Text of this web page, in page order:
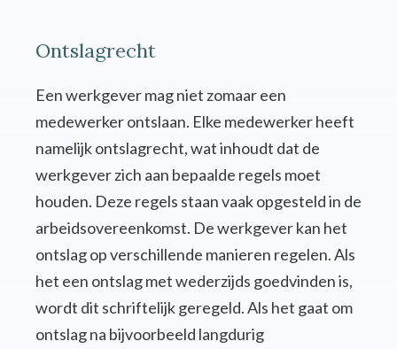
Ontslagrecht
Een werkgever mag niet zomaar een
medewerker ontslaan. Elke medewerker heeft
namelijk ontslagrecht, wat inhoudt dat de
werkgever zich aan bepaalde regels moet
houden. Deze regels staan vaak opgesteld in de
arbeidsovereenkomst. De werkgever kan het
ontslag op verschillende manieren regelen. Als
het een ontslag met wederzijds goedvinden is,
wordt dit schriftelijk geregeld. Als het gaat om
ontslag na bijvoorbeeld langdurig